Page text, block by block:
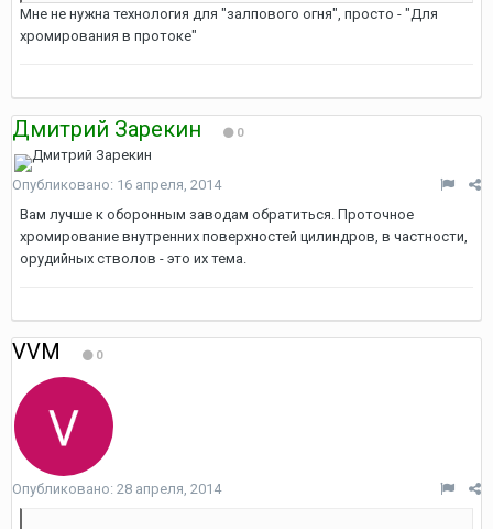
Мне не нужна технология для "залпового огня", просто - "Для
хромирования в протоке"
Дмитрий Зарекин 0
Опубликовано: 16 апреля, 2014
Вам лучше к оборонным заводам обратиться. Проточное
хромирование внутренних поверхностей цилиндров, в частности,
орудийных стволов - это их тема.
VVM 0
Опубликовано: 28 апреля, 2014